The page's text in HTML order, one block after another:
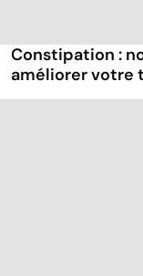
Constipation :
améliorer votre